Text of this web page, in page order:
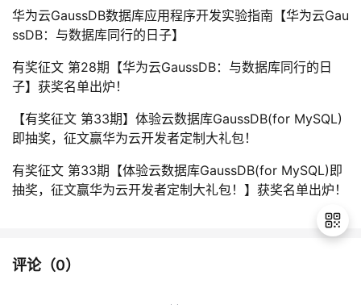
华为云GaussDB数据库应用程序开发实验指南【华为云Gau
ssDB：与数据库同行的日子】
有奖征文 第28期【华为云GaussDB：与数据库同行的日
子】获奖名单出炉！
【有奖征文 第33期】体验云数据库GaussDB(for MySQL)
即抽奖，征文赢华为云开发者定制大礼包！
有奖征文 第33期【体验云数据库GaussDB(for MySQL)即
抽奖，征文赢华为云开发者定制大礼包！】获奖名单出炉！
评论（0）